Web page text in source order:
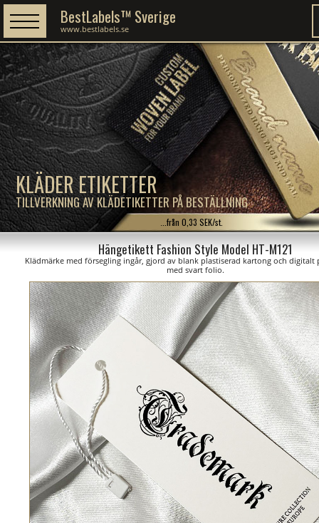
KLÄDER ETIKETTER
TILLVERKNING AV KLÄDETIKETTER PÅ BESTÄLLNING
BestLabels™ Sverige
www.bestlabels.se
...från 0,33 SEK/st.
Hängetikett Fashion Style Model HT-M121
Klädmärke med försegling ingår, gjord av blank plastiserad kartong och digitalt
med svart folio.